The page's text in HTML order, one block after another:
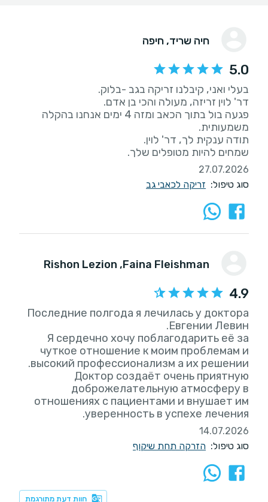
חיה שריד, חיפה
5.0
פגעה בול בתוך הכאב ומזה 4 ימים אנחנו בהקלה
שמחים להיות מטופלים שלך.
27.07.2026
סוג טיפול: זריקה לכאבי גב
Faina Fleishman
, Rishon Lezion
4.9
Последние полгода я лечилась у доктора
Я сердечно хочу поблагодарить её за
чуткое отношение к моим проблемам и
Доктор создаёт очень приятную
доброжелательную атмосферу в
отношениях с пациентами и внушает им
уверенность в успехе лечения.
14.07.2026
סוג טיפול: הזרקה תחת שיקוף
חוות דעת מתורגמת